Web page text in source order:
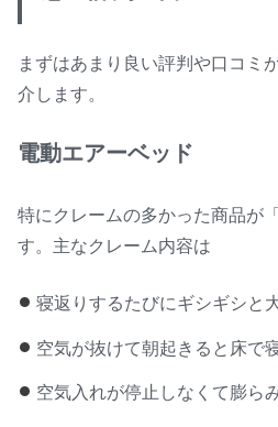
まずはあまり良い評判や口コミ
介します。
電動エアーベッド
特にクレームの多かった商品が
す。主なクレーム内容は
寝返りするたびにギシギシと
空気が抜けて朝起きると床で
空気入れが停止しなくて膨ら